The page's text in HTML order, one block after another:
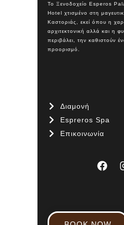
Το Ξενοδοχείο Esperos
Hotel χτισμένο στη
Καστοριάς, εκεί όπου η
αρχιτεκτονική αλλά και η
περιβάλει, την καθιστούν
προορισμό.
Διαμονή
Espreros Spa
Επικοινωνία